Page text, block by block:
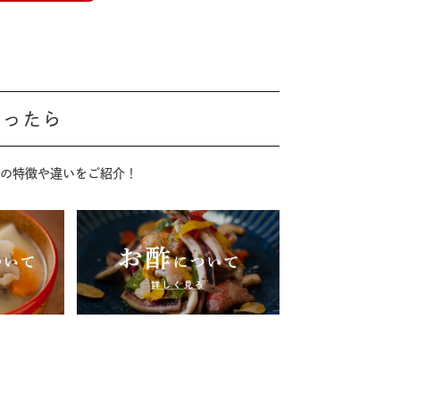
たら
特徴や違いをご紹介！